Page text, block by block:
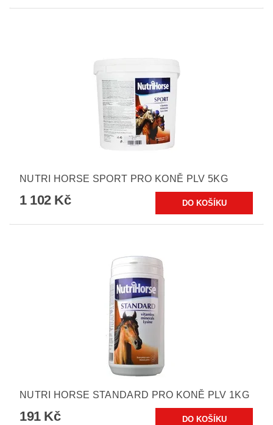
NUTRI HORSE SPORT PRO KONĚ PLV 5KG
1 102 Kč
NUTRI HORSE STANDARD PRO KONĚ PLV 1KG
191 Kč